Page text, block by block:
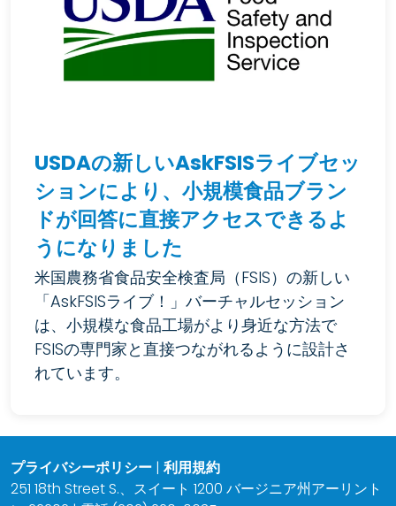
USDAの新しいAskFSISライブセッ
ションにより、小規模食品ブラン
ドが回答に直接アクセスできるよ
うになりました
米国農務省食品安全検査局（FSIS）の新しい
「AskFSISライブ！」バーチャルセッション
は、小規模な食品工場がより身近な方法で
FSISの専門家と直接つながれるように設計さ
れています。
プライバシーポリシー | 利用規約
251 18th Street S.、スイート 1200 バージニア州アーリント